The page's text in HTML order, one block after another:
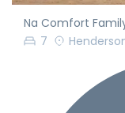
Na Comfort
7